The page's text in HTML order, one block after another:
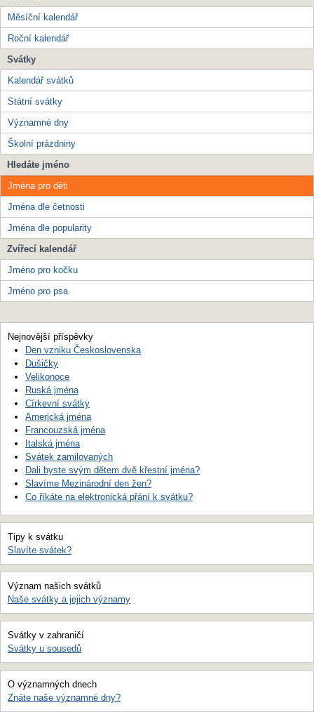
Měsíční kalendář
Roční kalendář
Svátky
Kalendář svátků
Státní svátky
Významné dny
Školní prázdniny
Hledáte jméno
Jména pro děti
Jména dle četnosti
Jména dle popularity
Zvířecí kalendář
Jméno pro kočku
Jméno pro psa
Nejnovější příspěvky
Den vzniku Československa
Dušičky
Velikonoce
Ruská jména
Církevní svátky
Americká jména
Francouzská jména
Italská jména
Svátek zamilovaných
Dali byste svým dětem dvě křestní jména?
Slavíme Mezinárodní den žen?
Co říkáte na elektronická přání k svátku?
Tipy k svátku
Slavíte svátek?
Význam našich svátků
Naše svátky a jejich významy
Svátky v zahraničí
Svátky u sousedů
O významných dnech
Znáte naše významné dny?